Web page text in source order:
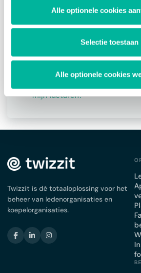
Alle optionele cookies
Selectie toestaan
Alle optionele cookies
Wanneer dien ik een nieuw
maken?
Kan ik hetzelfde register
Kan ik ook mijn sponsors
factureren?
mijn facturen?
Twizzit is dé totaaloplossing voor het
beheer van ledenorganisaties en
koepelorganisaties.